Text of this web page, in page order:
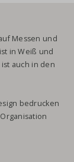
Messen und
in Weiß und
auch in den
bedrucken